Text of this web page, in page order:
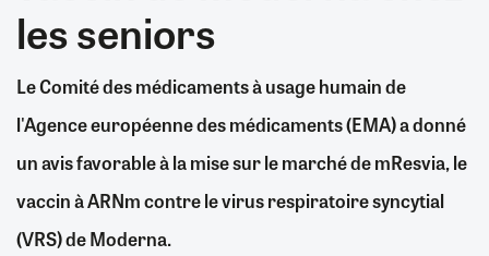
les seniors
Le Comité des médicaments à usage humain de
l'Agence européenne des médicaments (EMA) a donné
un avis favorable à la mise sur le marché de mResvia, le
vaccin à ARNm contre le virus respiratoire syncytial
(VRS) de Moderna.